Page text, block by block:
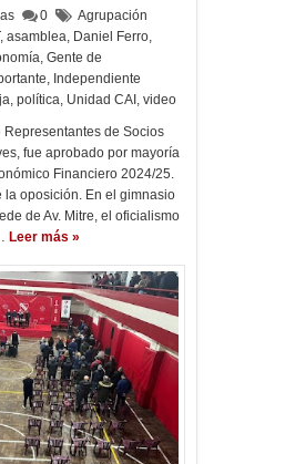
0
Agrupación
, asamblea, Daniel Ferro,
, Gente de
, Independiente
, política, Unidad CAI , video
Representantes de Socios
fue aprobado por mayoría
Financiero 2024/25.
la oposición. En el gimnasio
de Av. Mitre, el oficialismo
Leer más »